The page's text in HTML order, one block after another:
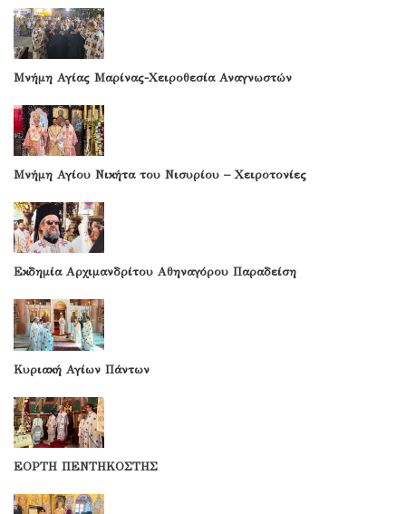
Μνήμη Αγίας Μαρίνας-Χειροθεσία Αναγνωστών
Μνήμη Αγίου Νικήτα του Νισυρίου – Χειροτονίες
Εκδημία Αρχιμανδρίτου Αθηναγόρου Παραδείση
Κυριακή Αγίων Πάντων
ΕΟΡΤΗ ΠΕΝΤΗΚΟΣΤΗΣ